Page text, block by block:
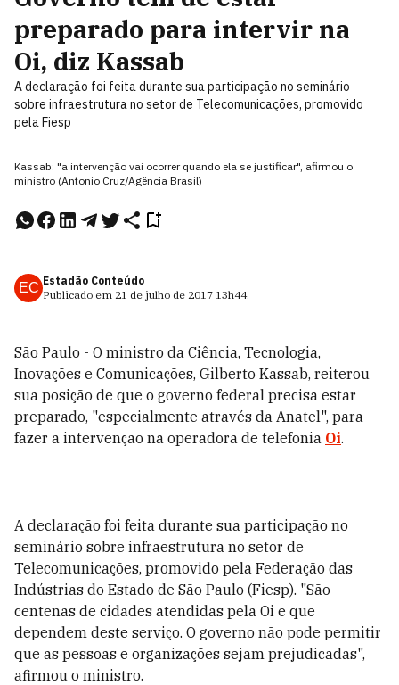
preparado para intervir na
Oi, diz Kassab
A declaração foi feita durante sua participação no seminário
sobre infraestrutura no setor de Telecomunicações, promovido
pela Fiesp
Kassab: "a intervenção vai ocorrer quando ela se justificar", afirmou o
ministro (Antonio Cruz/Agência Brasil)
EC Estadão Conteúdo
Publicado em 21 de julho de 2017 13h44.
São Paulo - O ministro da Ciência, Tecnologia,
Inovações e Comunicações, Gilberto Kassab, reiterou
sua posição de que o governo federal precisa estar
preparado, "especialmente através da Anatel", para
fazer a intervenção na operadora de telefonia Oi.
A declaração foi feita durante sua participação no
seminário sobre infraestrutura no setor de
Telecomunicações, promovido pela Federação das
Indústrias do Estado de São Paulo (Fiesp). "São
centenas de cidades atendidas pela Oi e que
dependem deste serviço. O governo não pode permitir
que as pessoas e organizações sejam prejudicadas",
afirmou o ministro.